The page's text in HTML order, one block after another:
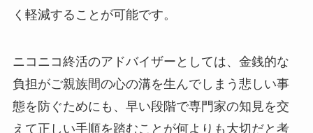
く軽減することが可能です。
ニコニコ終活のアドバイザーとしては、金銭的な
負担がご親族間の心の溝を生んでしまう悲しい事
態を防ぐためにも、早い段階で専門家の知見を交
えて正しい手順を踏むことが何よりも大切だと考